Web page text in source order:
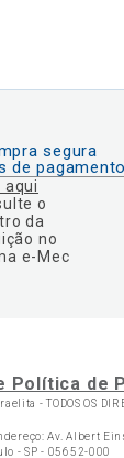
segura
de pagamento
aqui
o
da
no
e-Mec
Política de
-TODOS OS
Av. Albert
- SP - 05652-000